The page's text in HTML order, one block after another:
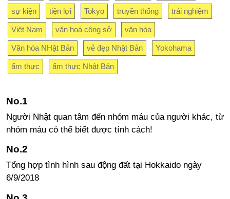
sự kiện tiện lợi Tokyo truyền thống trải nghiệm
Việt Nam văn hoá công sở văn hóa
Văn hóa NHật Bản vẻ đẹp Nhật Bản Yokohama
ẩm thực ẩm thực Nhật Bản
Người Nhật quan tâm đến nhóm máu của người khác, từ
nhóm máu có thể biết được tính cách!
Tổng hợp tình hình sau động đất tại Hokkaido ngày
6/9/2018